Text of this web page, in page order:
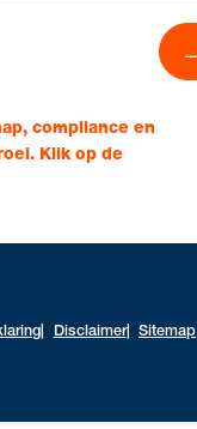
compliance en
Klik op de
Disclaimer Sitemap